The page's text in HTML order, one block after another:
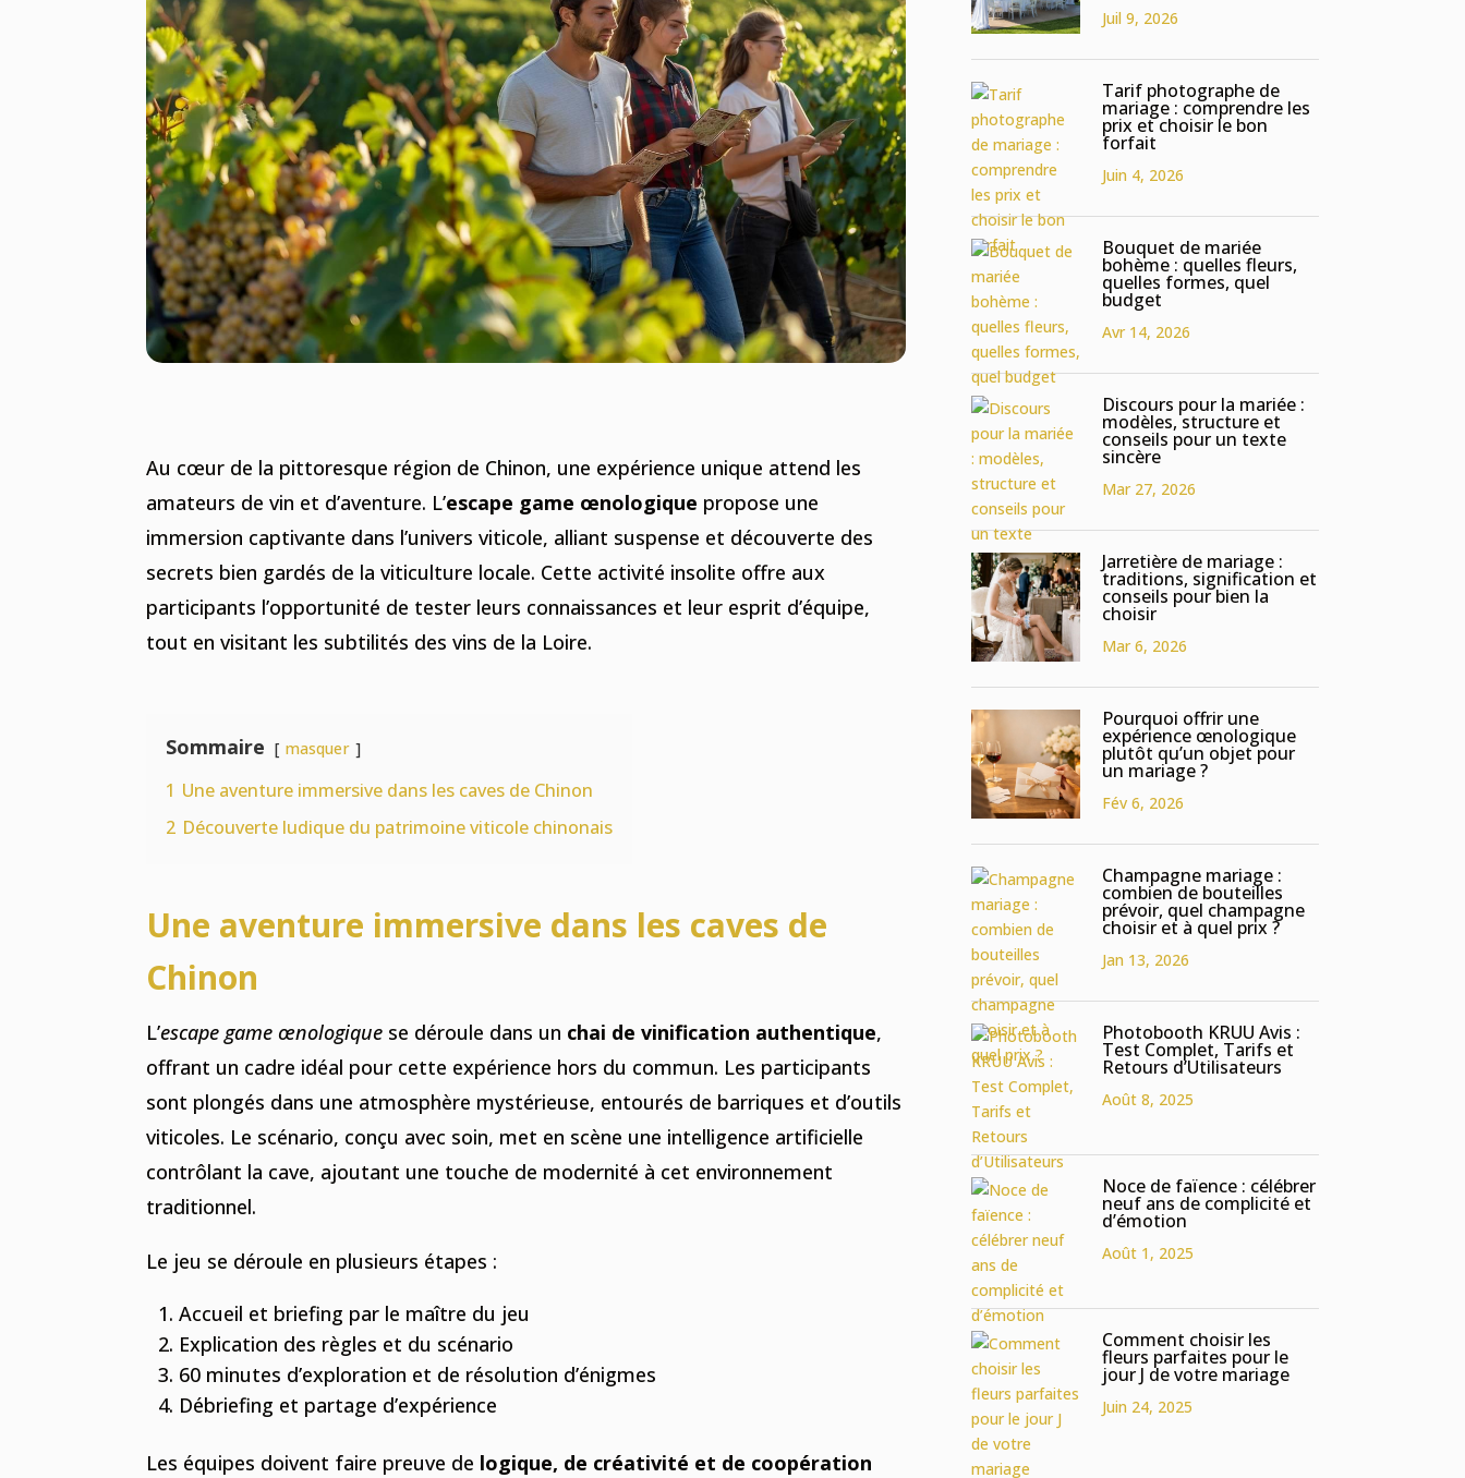
Au cœur de la pittoresque région de Chinon, une expérience unique attend les
amateurs de vin et d’aventure. L’escape game œnologique propose une
immersion captivante dans l’univers viticole, alliant suspense et découverte des
secrets bien gardés de la viticulture locale. Cette activité insolite offre aux
participants l’opportunité de tester leurs connaissances et leur esprit d’équipe,
tout en visitant les subtilités des vins de la Loire.
Sommaire masquer
1 Une aventure immersive dans les caves de Chinon
2 Découverte ludique du patrimoine viticole chinonais
Une aventure immersive dans les caves de
Chinon
L’escape game œnologique se déroule dans un chai de vinification authentique,
offrant un cadre idéal pour cette expérience hors du commun. Les participants
sont plongés dans une atmosphère mystérieuse, entourés de barriques et d’outils
viticoles. Le scénario, conçu avec soin, met en scène une intelligence artificielle
contrôlant la cave, ajoutant une touche de modernité à cet environnement
traditionnel.
Le jeu se déroule en plusieurs étapes :
Accueil et briefing par le maître du jeu
Explication des règles et du scénario
60 minutes d’exploration et de résolution d’énigmes
Débriefing et partage d’expérience
Les équipes doivent faire preuve de logique, de créativité et de coopération
Juil 9, 2026
Tarif photographe de
mariage : comprendre les
prix et choisir le bon
forfait
Juin 4, 2026
Bouquet de mariée
bohème : quelles fleurs,
quelles formes, quel
budget
Avr 14, 2026
Discours pour la mariée :
modèles, structure et
conseils pour un texte
sincère
Mar 27, 2026
Jarretière de mariage :
traditions, signification et
conseils pour bien la
choisir
Mar 6, 2026
Pourquoi offrir une
expérience œnologique
plutôt qu’un objet pour
un mariage ?
Fév 6, 2026
Champagne mariage :
combien de bouteilles
prévoir, quel champagne
choisir et à quel prix ?
Jan 13, 2026
Photobooth KRUU Avis :
Test Complet, Tarifs et
Retours d’Utilisateurs
Août 8, 2025
Noce de faïence : célébrer
neuf ans de complicité et
d’émotion
Août 1, 2025
Comment choisir les
fleurs parfaites pour le
jour J de votre mariage
Juin 24, 2025